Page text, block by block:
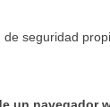
de seguridad